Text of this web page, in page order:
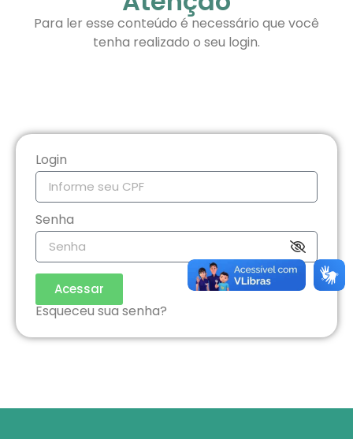
Para ler esse conteúdo é necessário que você
tenha realizado o seu login.
Login
Senha
Acessar
Esqueceu sua senha?